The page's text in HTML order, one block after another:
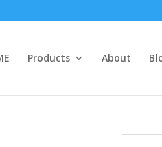
Products About